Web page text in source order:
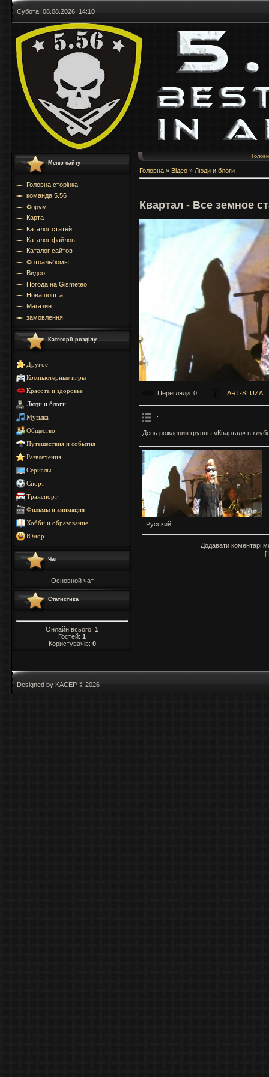
Субота, 08.08.2026, 14:10
Меню сайту
Головна сторінка
команда 5.56
Форум
Карта
Каталог статей
Каталог файлов
Каталог сайтов
Фотоальбомы
Видео
Погода на Gismeteo
Нова пошта
Магазин
замовлення
Категорії розділу
Другое
Компьютерные игры
Красота и здоровье
Люди и блоги
Музыка
Общество
Путешествия и события
Развлечения
Сериалы
Спорт
Транспорт
Фильмы и анимация
Хобби и образование
Юмор
Чат
Основной чат
Статистика
Онлайн всього: 1
Гостей: 1
Користувачів: 0
Головна » Відео » Люди и блоги
Квартал - Все земное
Перегляди: 0 ART-SLUZA
:
День рождения группы «Квартал» в
: Русский
Додавати коментарі
[
Designed by KACEP © 2026